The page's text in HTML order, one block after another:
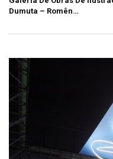
Dumuta – Romên…